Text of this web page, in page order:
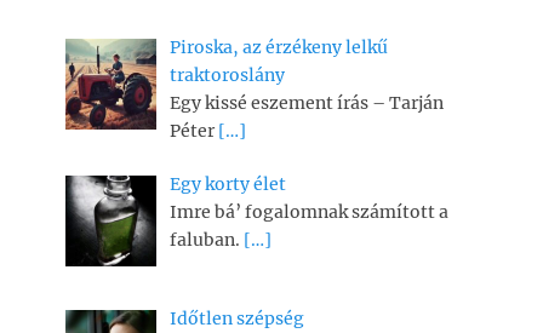
Piroska, az érzékeny lelkű
traktoroslány
Egy kissé eszement írás – Tarján
Péter […]
Egy korty élet
Imre bá’ fogalomnak számított a
faluban. […]
Időtlen szépség